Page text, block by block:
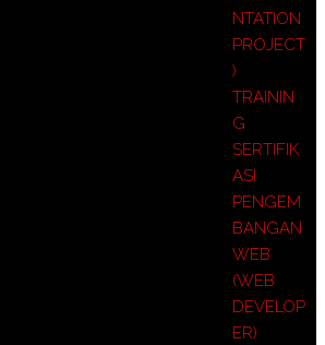
NTATION
PROJECT
)
TRAININ
G
SERTIFIK
ASI
PENGEM
BANGAN
WEB
(WEB
DEVELOP
ER)